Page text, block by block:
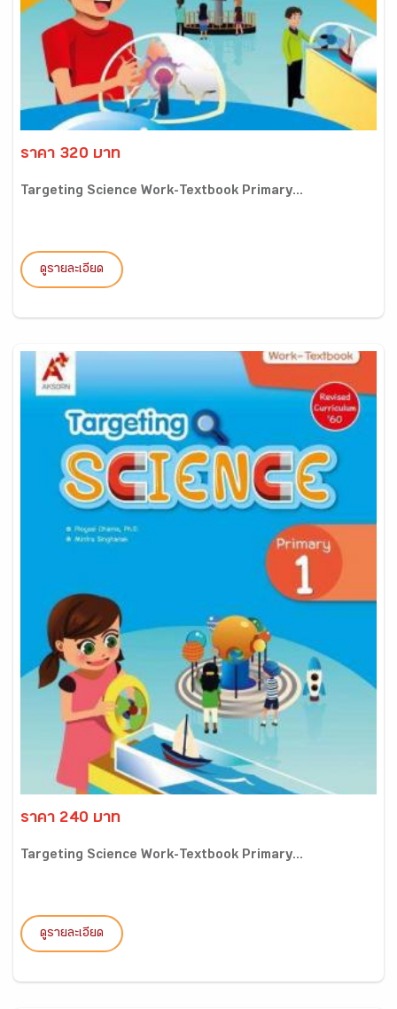
ราคา 320 บาท
Targeting Science Work-Textbook Primary...
ดูรายละเอียด
ราคา 240 บาท
Targeting Science Work-Textbook Primary...
ดูรายละเอียด